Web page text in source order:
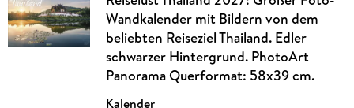
Wandkalender mit Bildern von dem
beliebten Reiseziel Thailand. Edler
schwarzer Hintergrund. PhotoArt
Panorama Querformat: 58x39 cm.
Kalender